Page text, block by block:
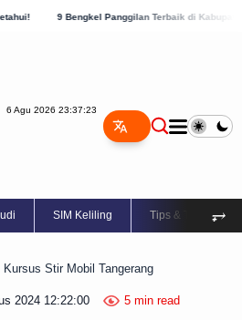
Terbaik di Kabupaten Semarang, Cek
6 Agu 2026 23:37:24
SIM Keliling Tips & Trik ⥅
Kursus Stir Mobil Tangerang
2024 12:22:00 5 min read